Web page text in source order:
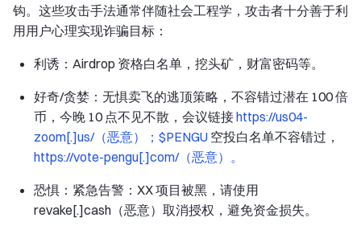
钩。这些攻击手法通常伴随社会工程学，攻击者十分善于利
用用户心理实现诈骗目标：
利诱：Airdrop 资格白名单，挖头矿，财富密码等。
好奇/贪婪：无惧卖飞的逃顶策略，不容错过潜在 100 倍
币，今晚 10 点不见不散，会议链接https://us04-
zoom[.]us/（恶意）；$PENGU 空投白名单不容错过，
https://vote-pengu[.]com/（恶意）。
恐惧：紧急告警：XX 项目被黑，请使用
revake[.]cash（恶意）取消授权，避免资金损失。